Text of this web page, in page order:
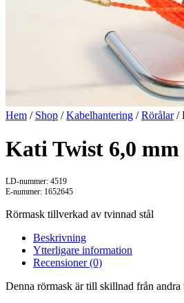
Hem / Shop /Kabelhantering /Rörålar/
Kati Twist 6,0 mm
LD-nummer: 4519
E-nummer: 1652645
Rörmask tillverkad av tvinnad stål
Beskrivning
Ytterligare information
Recensioner (0)
Denna rörmask är till skillnad från